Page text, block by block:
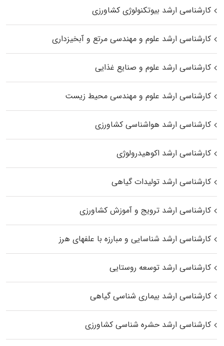
کارشناسی ارشد بیوتکنولوژی کشاورزی
کارشناسی ارشد علوم و مهندسی مرتع و آبخیزداری
کارشناسی ارشد علوم و صنایع غذایی
کارشناسی ارشد علوم و مهندسی محیط زیست
کارشناسی ارشد هواشناسی کشاورزی
کارشناسی ارشد اکوهیدرولوژی
کارشناسی ارشد تولیدات گیاهی
کارشناسی ارشد ترویج و آموزش کشاورزی
کارشناسی ارشد شناسایی و مبارزه با علفهای هرز
کارشناسی ارشد توسعه روستایی
کارشناسی ارشد بیماری‌ شناسی گیاهی
کارشناسی ارشد حشره‌ شناسی کشاورزی